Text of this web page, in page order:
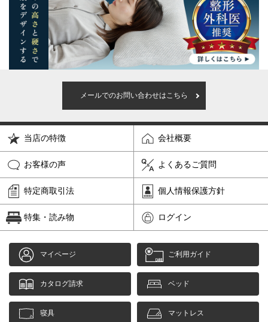
メールでのお問い合わせはこちら
当店の特徴 会社概要
お客様の声 よくあるご質問
特定商取引法 個人情報保護方針
特集・読み物 ログイン
マイページ ご利用ガイド
カタログ請求 ベッド
寝具 マットレス